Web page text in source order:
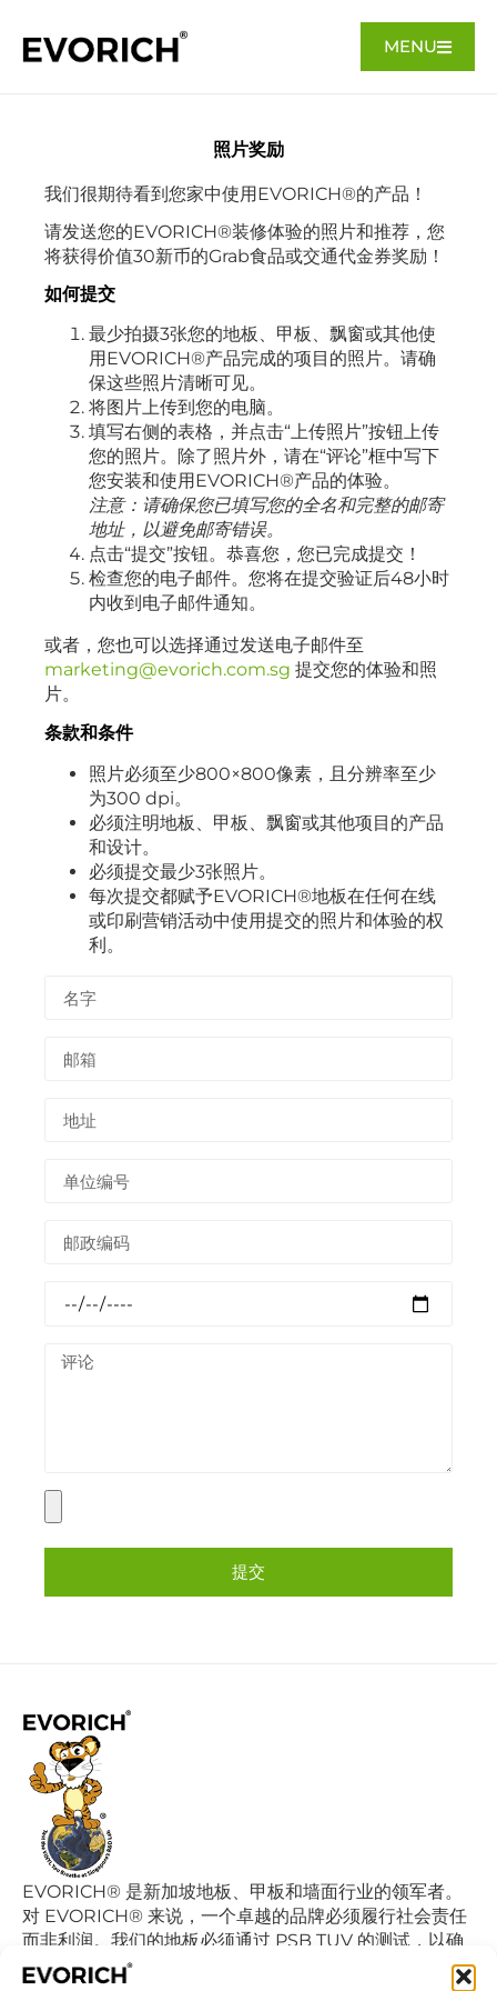
MENU
照片奖励
我们很期待看到您家中使用EVORICH®的产品！
请发送您的EVORICH®装修体验的照片和推荐，您
将获得价值30新币的Grab食品或交通代金券奖励！
如何提交
最少拍摄3张您的地板、甲板、飘窗或其他使
用EVORICH®产品完成的项目的照片。请确
保这些照片清晰可见。
将图片上传到您的电脑。
填写右侧的表格，并点击“上传照片”按钮上传
您的照片。除了照片外，请在“评论”框中写下
您安装和使用EVORICH®产品的体验。
注意：请确保您已填写您的全名和完整的邮寄
地址，以避免邮寄错误。
点击“提交”按钮。恭喜您，您已完成提交！
检查您的电子邮件。您将在提交验证后48小时
内收到电子邮件通知。
或者，您也可以选择通过发送电子邮件至
marketing@evorich.com.sg 提交您的体验和照
片。
条款和条件
照片必须至少800×800像素，且分辨率至少
为300 dpi。
必须注明地板、甲板、飘窗或其他项目的产品
和设计。
必须提交最少3张照片。
每次提交都赋予EVORICH®地板在任何在线
或印刷营销活动中使用提交的照片和体验的权
利。
提交
EVORICH® 是新加坡地板、甲板和墙面行业的领军者。
对 EVORICH® 来说，一个卓越的品牌必须履行社会责任
而非利润。我们的地板必须通过 PSB TUV 的测试，以确
保认证的乙烯基地板不会降低室内空气的质量继而影响我